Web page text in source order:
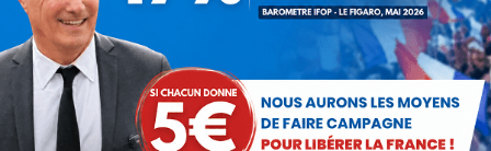
La réforme du vendredi
Actualités ParThierry Giorgio
12 mars 2018
Les Chantiers de la Justice, interdits au public,